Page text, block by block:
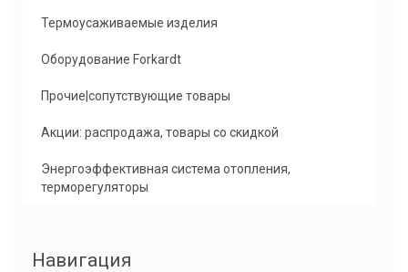
Термоусаживаемые изделия
Оборудование Forkardt
Прочие|сопутствующие товары
Акции: распродажа, товары со скидкой
Энергоэффективная система отопления,
терморегуляторы
Навигация